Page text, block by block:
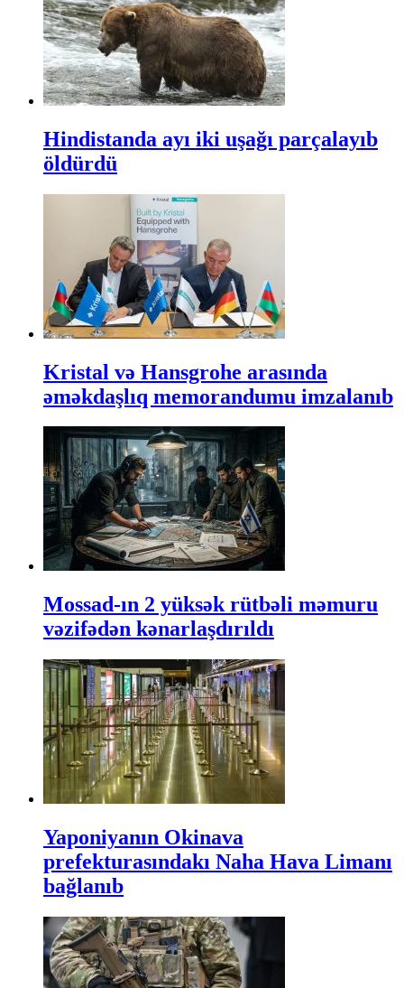
Hindistanda ayı iki uşağı parçalayıb
öldürdü
Kristal və Hansgrohe arasında
əməkdaşlıq memorandumu imzalanıb
Mossad-ın 2 yüksək rütbəli məmuru
vəzifədən kənarlaşdırıldı
Yaponiyanın Okinava
prefekturasındakı Naha Hava Limanı
bağlanıb